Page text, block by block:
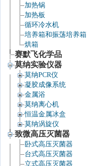
加热锅
加热板
循环冷水机
培养箱和振荡培养箱
烘箱
赛默飞化学品
莫纳实验仪器
莫纳PCR仪
凝胶成像系统
金属浴
莫纳离心机
恒温金属冰盒
莫纳涡旋仪
致微高压灭菌器
卧式高压灭菌器
台式高压灭菌器
立式高压灭菌器